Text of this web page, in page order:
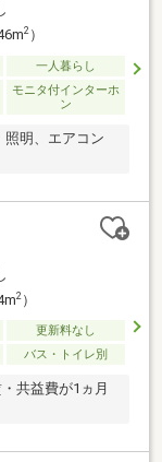
2）
一人暮らし
モニタ付インターホ
ン
照明、エアコン
2）
更新料なし
バス・トイレ別
共益費が1ヵ月